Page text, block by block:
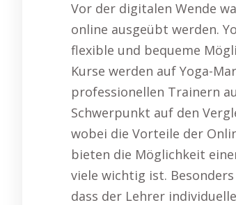
Vor der digitalen Wende
online ausgeübt werden.
flexible und bequeme
Kurse werden auf Yoga-
professionellen Trainern
Schwerpunkt auf den
wobei die Vorteile der
bieten die Möglichkeit
viele wichtig ist.
dass der Lehrer